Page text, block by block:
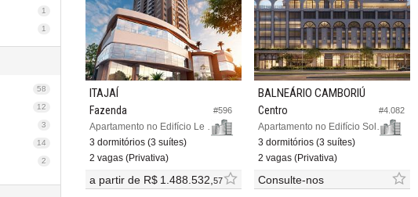
1
1
58
12
3
14
2
#596
ITAJAÍ
Fazenda
Apartamento no Edifício Le Havre Residence
3 dormitórios (3 suítes)
2 vagas (Privativa)
a partir de R$ 1.488.532,57
#4.082
BALNEÁRIO CAMBORIÚ
Centro
Apartamento no Edifício Solenne
3 dormitórios (3 suítes)
2 vagas (Privativa)
Consulte-nos